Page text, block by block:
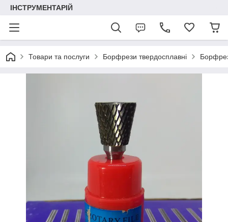
ІНСТРУМЕНТАРІЙ
Товари та послуги Борфрези твердосплавні